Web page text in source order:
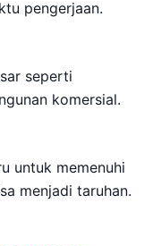
pengerjaan.
seperti
komersial.
untuk memenuhi
menjadi taruhan.